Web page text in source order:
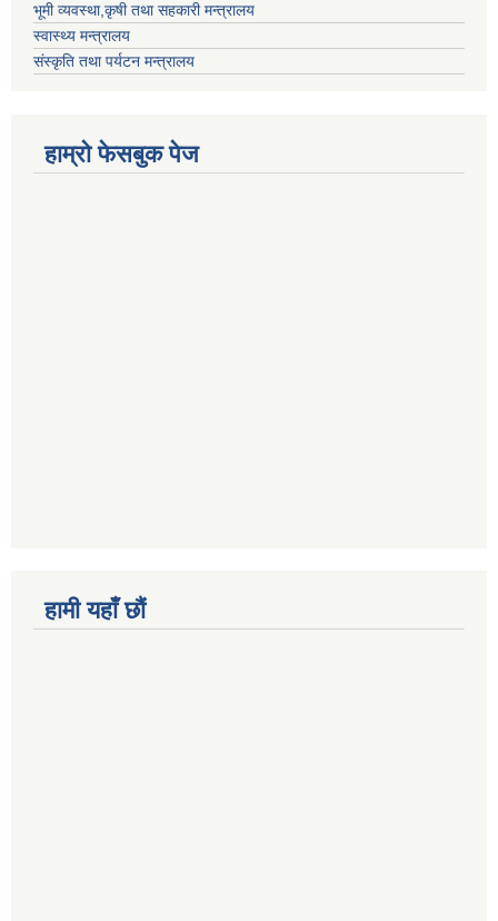
भूमी व्यवस्था,कृषी तथा सहकारी मन्त्रालय
स्वास्थ्य मन्त्रालय
संस्कृति तथा पर्यटन मन्त्रालय
हाम्राे फेसबुक पेज
हामी यहाँ छौं